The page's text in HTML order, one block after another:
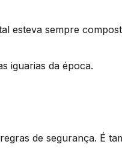
esteva sempre
iguarias da época.
de segurança. É